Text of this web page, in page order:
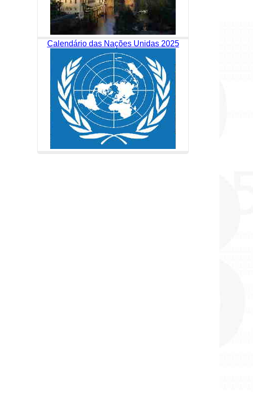
Calendário das Nações Unidas 2025